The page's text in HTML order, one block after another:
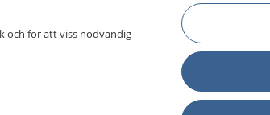
och för att viss nödvändig